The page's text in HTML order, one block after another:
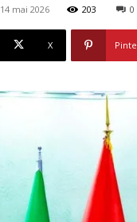
14 mai 2026 203 0
X